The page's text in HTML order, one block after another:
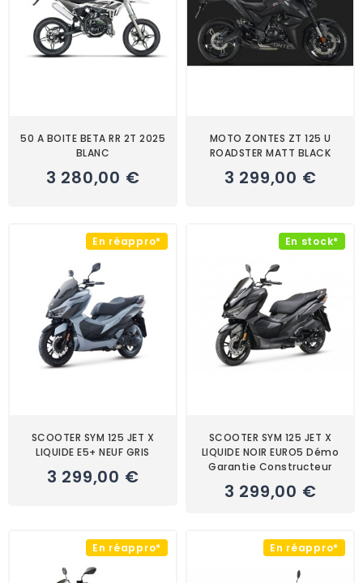
50 A BOITE BETA RR 2T 2025
BLANC
3 280,00 €
MOTO ZONTES ZT 125 U
ROADSTER MATT BLACK
3 299,00 €
En réappro*
SCOOTER SYM 125 JET X
LIQUIDE E5+ NEUF GRIS
3 299,00 €
En stock*
SCOOTER SYM 125 JET X
LIQUIDE NOIR EURO5 Démo
Garantie Constructeur
3 299,00 €
En réappro* En réappro*